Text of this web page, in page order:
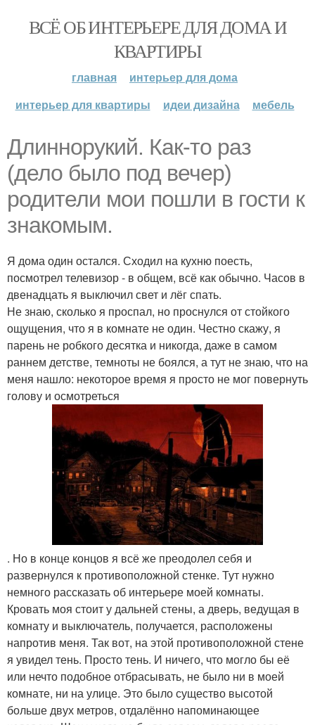
ВСЁ ОБ ИНТЕРЬЕРЕ ДЛЯ ДОМА И
КВАРТИРЫ
главная
интерьер для дома
интерьер для квартиры
идеи дизайна мебель
Длиннорукий. Как-то раз
(дело было под вечер)
родители мои пошли в гости к
знакомым.
Я дома один остался. Сходил на кухню поесть,
посмотрел телевизор - в общем, всё как обычно. Часов в
двенадцать я выключил свет и лёг спать.
Не знаю, сколько я проспал, но проснулся от стойкого
ощущения, что я в комнате не один. Честно скажу, я
парень не робкого десятка и никогда, даже в самом
раннем детстве, темноты не боялся, а тут не знаю, что на
меня нашло: некоторое время я просто не мог повернуть
голову и осмотреться
. Но в конце концов я всё же преодолел себя и
развернулся к противоположной стенке. Тут нужно
немного рассказать об интерьере моей комнаты.
Кровать моя стоит у дальней стены, а дверь, ведущая в
комнату и выключатель, получается, расположены
напротив меня. Так вот, на этой противоположной стене
я увидел тень. Просто тень. И ничего, что могло бы её
или нечто подобное отбрасывать, не было ни в моей
комнате, ни на улице. Это было существо высотой
больше двух метров, отдалённо напоминающее